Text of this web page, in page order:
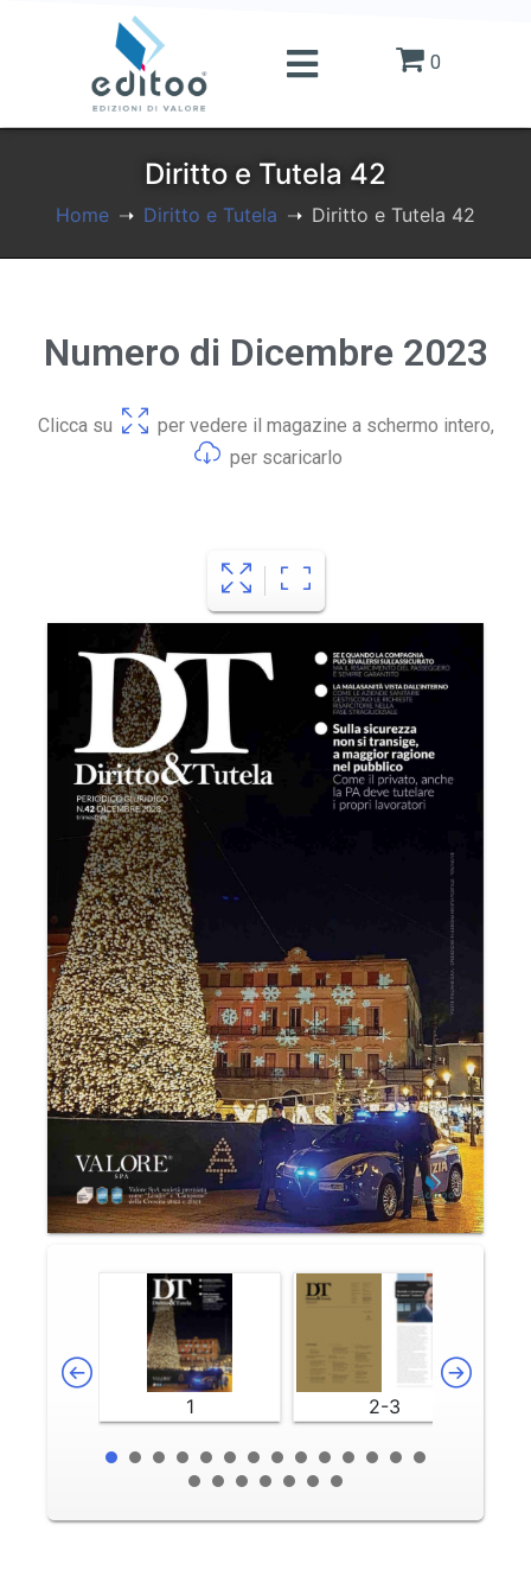
0
Diritto e Tutela 42
Home Diritto e Tutela Diritto e Tutela 42
Numero di Dicembre 2023
Clicca su
per vedere il magazine a schermo intero,
per scaricarlo
1 2-3